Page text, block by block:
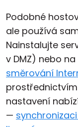
Podobné
ale používá
Nainstalujte
v DMZ) nebo
směrování
nastavení
—